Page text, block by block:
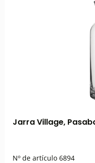
Jarra Village,
Nº de artículo 6894